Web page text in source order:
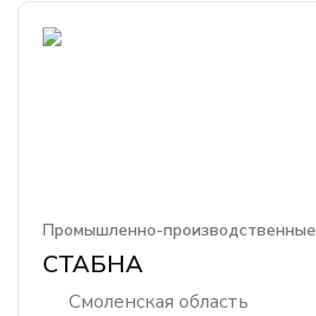
Промышленно-производственные
СТАБНА
Смоленская область